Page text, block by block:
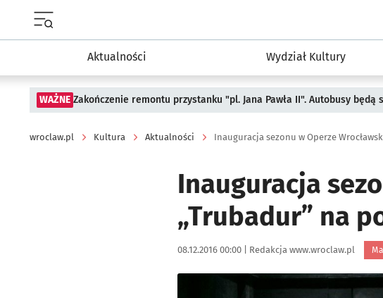
Aktualności Wydział Kultury
WAŻNE Zakończenie remontu przystanku "pl. Jana Pawła II". Autobusy będą
wroclaw.pl Kultura Aktualności Inauguracja sezonu w Operze
Inauguracja
„Trubadur” na
Data publikacji:
08.12.2016 00:00 | Autor:
Redakcja www.wroclaw.pl
Kliknij, aby powiększyć